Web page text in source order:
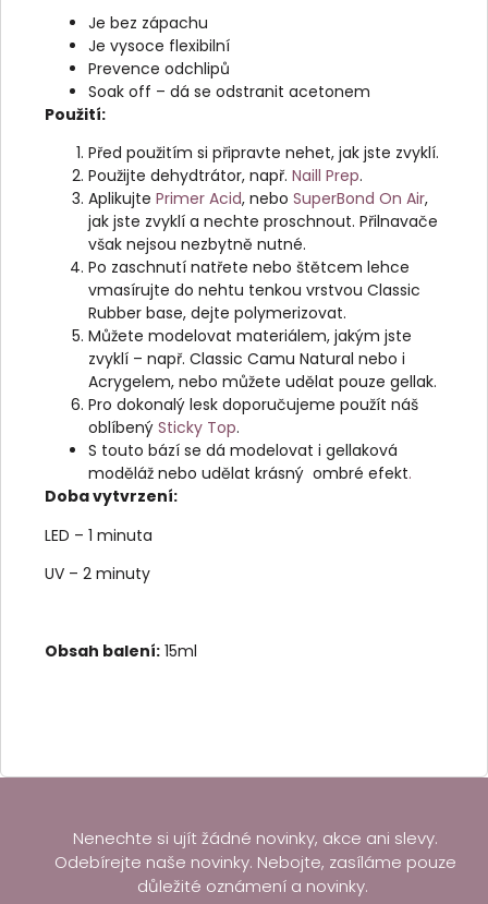
Je bez zápachu
Je vysoce flexibilní
Prevence odchlipů
Soak off – dá se odstranit acetonem
Použití:
Před použitím si připravte nehet, jak jste zvyklí.
Použijte dehydtrátor, např. Naill Prep.
Aplikujte Primer Acid, nebo SuperBond On Air,
jak jste zvyklí a nechte proschnout. Přilnavače
však nejsou nezbytně nutné.
Po zaschnutí natřete nebo štětcem lehce
vmasírujte do nehtu tenkou vrstvou Classic
Rubber base, dejte polymerizovat.
Můžete modelovat materiálem, jakým jste
zvyklí – např. Classic Camu Natural nebo i
Acrygelem, nebo můžete udělat pouze gellak.
Pro dokonalý lesk doporučujeme použít náš
oblíbený Sticky Top.
S touto bází se dá modelovat i gellaková
moděláž nebo udělat krásný ombré efekt.
Doba vytvrzení:
LED – 1 minuta
UV – 2 minuty
Obsah balení: 15ml
Nenechte si ujít žádné novinky, akce ani slevy.
Odebírejte naše novinky. Nebojte, zasíláme pouze
důležité oznámení a novinky.